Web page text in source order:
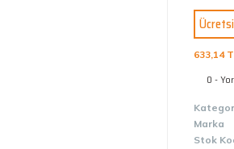
633,14
0 -
Marka
Stok